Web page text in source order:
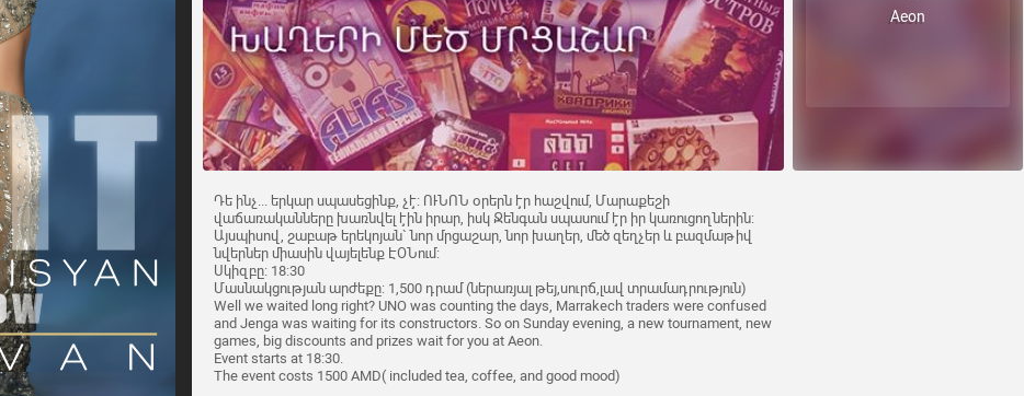
Aeon
Դե ինչ... երկար սպասեցինք, չէ: ՈՒՆՈՆ օրերն էր հաշվում, Մարաքեշի
վաճառականները խառնվել էին իրար, իսկ Ջենգան սպասում էր իր կառուցողներին:
Այսպիսով, շաբաթ երեկոյան` նոր մրցաշար, նոր խաղեր, մեծ զեղչեր և բազմաթիվ
նվերներ միասին վայելենք ԷՕՆում:
Սկիզբը: 18:30
Մասնակցության արժեքը: 1,500 դրամ (ներառյալ թեյ,սուրճ,լավ տրամադրություն)
Well we waited long right? UNO was counting the days, Marrakech traders were confused
and Jenga was waiting for its constructors. So on Sunday evening, a new tournament, new
games, big discounts and prizes wait for you at Aeon.
Event starts at 18:30.
The event costs 1500 AMD( included tea, coffee, and good mood)